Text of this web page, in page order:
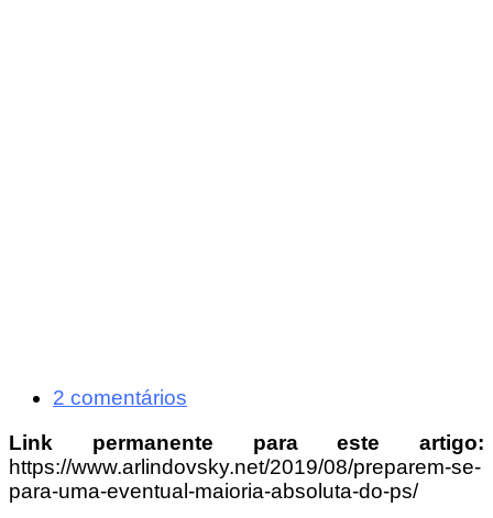
2 comentários
Link permanente para este artigo:
https://www.arlindovsky.net/2019/08/preparem-se-
para-uma-eventual-maioria-absoluta-do-ps/